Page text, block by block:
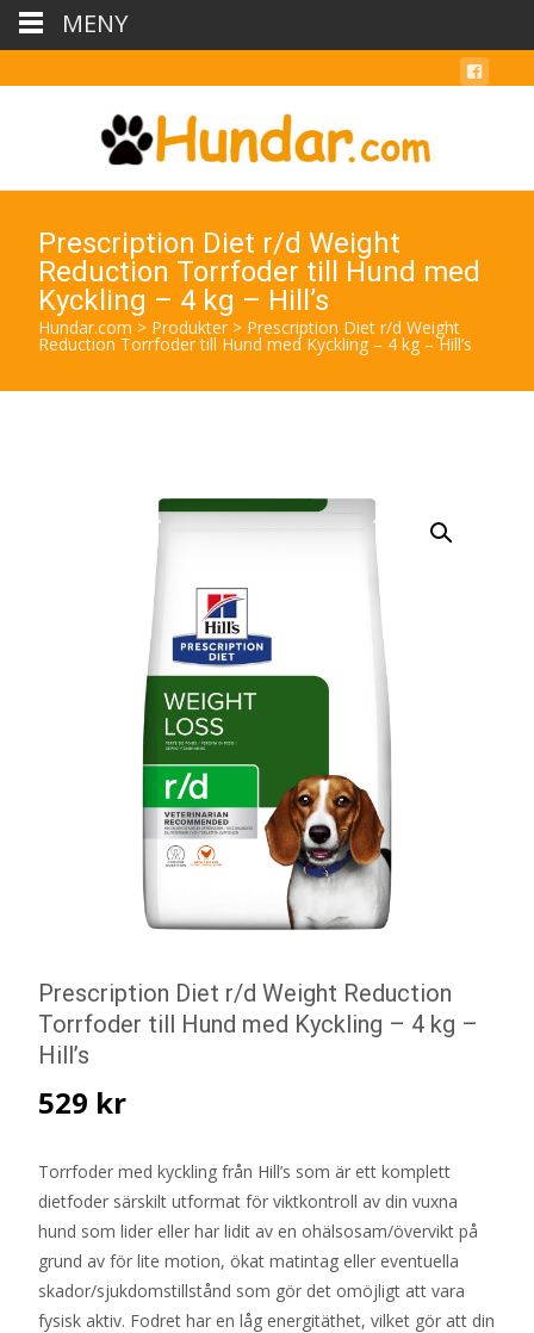
Prescription Diet r/d Weight
Reduction Torrfoder till Hund med
Kyckling – 4 kg – Hill’s
Hundar.com > Produkter > Prescription Diet r/d Weight
Reduction Torrfoder till Hund med Kyckling – 4 kg – Hill’s
Prescription Diet r/d Weight Reduction
Torrfoder till Hund med Kyckling – 4 kg –
Hill’s
529 kr
Torrfoder med kyckling från Hill’s som är ett komplett
dietfoder särskilt utformat för viktkontroll av din vuxna
hund som lider eller har lidit av en ohälsosam/övervikt på
grund av för lite motion, ökat matintag eller eventuella
skador/sjukdomstillstånd som gör det omöjligt att vara
fysisk aktiv. Fodret har en låg energitäthet, vilket gör att din
MENY